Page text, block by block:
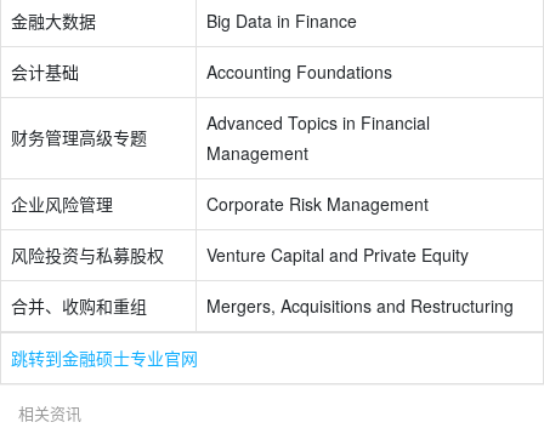
金融大数据 Big Data in Finance
会计基础 Accounting Foundations
财务管理高级专题
Advanced Topics in Financial
Management
企业风险管理 Corporate Risk Management
风险投资与私募股权 Venture Capital and Private Equity
合并、收购和重组 Mergers, Acquisitions and Restructuring
跳转到金融硕士专业官网
相关资讯